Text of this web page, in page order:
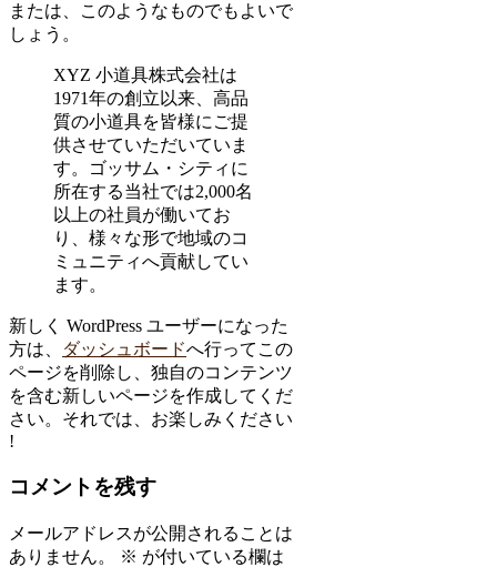
または、このようなものでもよいで
しょう。
XYZ 小道具株式会社は
1971年の創立以来、高品
質の小道具を皆様にご提
供させていただいていま
す。ゴッサム・シティに
所在する当社では2,000名
以上の社員が働いてお
り、様々な形で地域のコ
ミュニティへ貢献してい
ます。
新しく WordPress ユーザーになった
方は、
ダッシュボードへ行ってこの
ページを削除し、独自のコンテンツ
を含む新しいページを作成してくだ
さい。それでは、お楽しみください
!
コメントを残す
メールアドレスが公開されることは
ありません。
※ が付いている欄は